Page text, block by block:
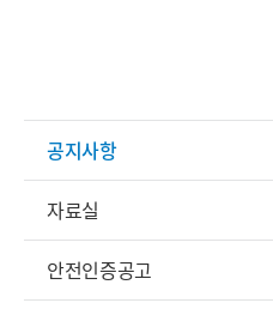
공지사항
자료실
안전인증공고